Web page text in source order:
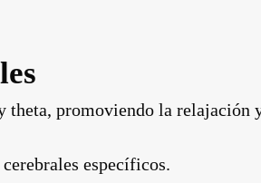
theta, promoviendo la relajación
específicos.